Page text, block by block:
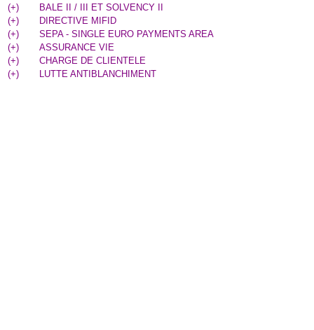
(+)
BALE II / III ET SOLVENCY II
(+)
DIRECTIVE MIFID
(+)
SEPA - SINGLE EURO PAYMENTS AREA
(+)
ASSURANCE VIE
(+)
CHARGE DE CLIENTELE
(+) LUTTE ANTIBLANCHIMENT